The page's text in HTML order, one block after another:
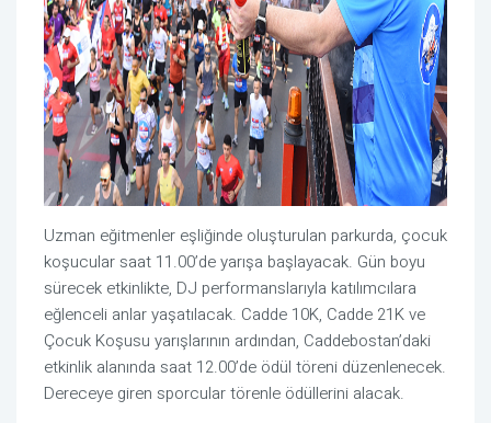
Uzman eğitmenler eşliğinde oluşturulan parkurda, çocuk
koşucular saat 11.00’de yarışa başlayacak. Gün boyu
sürecek etkinlikte, DJ performanslarıyla katılımcılara
eğlenceli anlar yaşatılacak. Cadde 10K, Cadde 21K ve
Çocuk Koşusu yarışlarının ardından, Caddebostan’daki
etkinlik alanında saat 12.00’de ödül töreni düzenlenecek.
Dereceye giren sporcular törenle ödüllerini alacak.